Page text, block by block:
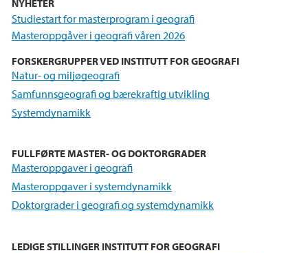
NYHETER
Studiestart for masterprogram i geografi
Masteroppgåver i geografi våren 2026
FORSKERGRUPPER VED INSTITUTT FOR GEOGRAFI
Natur- og miljøgeografi
Samfunnsgeografi og bærekraftig utvikling
Systemdynamikk
FULLFØRTE MASTER- OG DOKTORGRADER
Masteroppgaver i geografi
Masteroppgaver i systemdynamikk
Doktorgrader i geografi og systemdynamikk
LEDIGE STILLINGER INSTITUTT FOR GEOGRAFI